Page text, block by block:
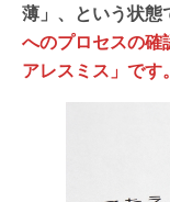
薄」、という状態
へのプロセスの確
アレスミス」です。